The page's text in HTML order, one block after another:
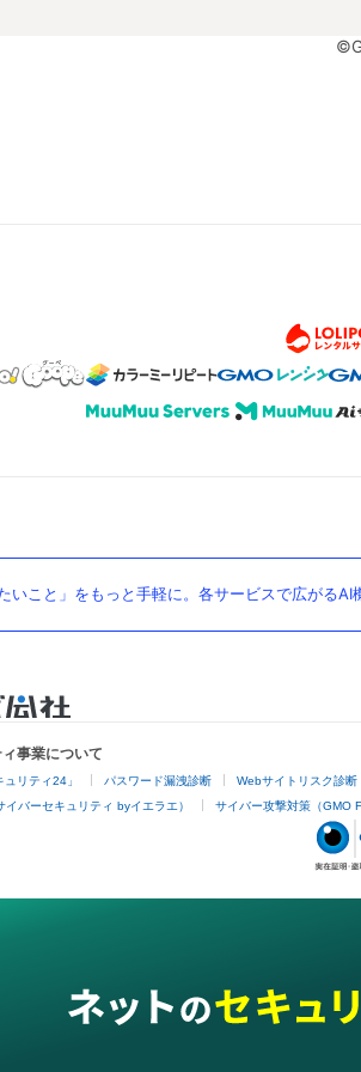
いこと」をもっと手軽に。各サービスで広がるAI
事業について
リティ24」 パスワード漏洩診断 Webサイトリスク診断
バーセキュリティ byイエラエ） サイバー攻撃対策（GMO